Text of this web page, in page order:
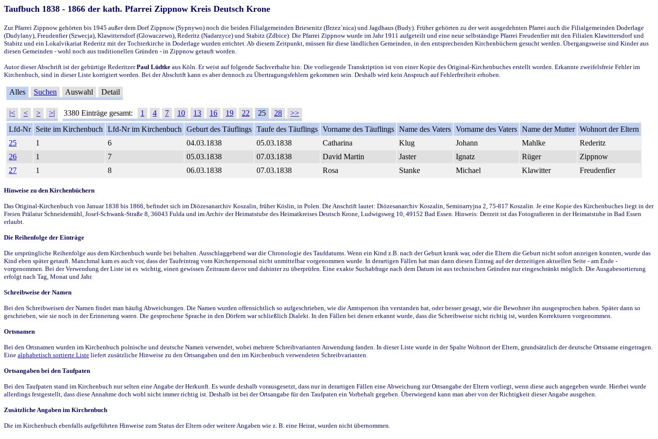
Taufbuch 1838 - 1866 der kath. Pfarrei Zippnow Kreis Deutsch Krone
Zur Pfarrei Zippnow gehörten bis 1945 außer dem Dorf Zippnow (Sypnywo) noch die beiden Filialgemeinden Briesenitz (Brzez`nica) und Jagdhaus (Budy). Früher gehörten zu der weit ausgedehnten Pfarrei auch die Filialgemeinden Doderlage
(Dudylany), Freudenfier (Szwecja), Klawittersdorf (Glowaczewo), Rederitz (Nadarzyce) und Stabitz (Zdbice). Die Pfarrei Zippnow wurde im Jahr 1911 aufgeteilt und eine neue selbständige Pfarrei Freudenfier mit den Filialen Klawittersdorf und
Stabitz und ein Lokalvikariat Rederitz mit der Tochterkirche in Doderlage wurden errichtet. Ab diesem Zeitpunkt, müssen für diese ländlichen Gemeinden, in den entsprechenden Kirchenbüchern gesucht werden. Übergangsweise sind Kinder aus
diesen Gemeinden - wohl noch aus traditionellen Gründen - in Zippnow getauft worden.
Autor dieser Abschrift ist der gebürtige RederitzerPaul Lüdtke aus Köln. Er weist auf folgende Sachverhalte hin: Die vorliegende Transkription ist von einer Kopie des Original-Kirchenbuches erstellt worden. Erkannte zweifelsfreie Fehler im
Kirchenbuch, sind in dieser Liste korrigiert worden. Bei der Abschrift kann es aber dennoch zu Übertragungsfehlern gekommen sein. Deshalb wird kein Anspruch auf Fehlerfreiheit erhoben.
Alles Suchen Auswahl Detail
|< < > >| 3380 Einträge gesamt: 1 4 7 10 13 16 19 22 25 28
>>
Lfd-Nr
Seite im Kirchenbuch Lfd-Nr im Kirchenbuch Geburt des Täuflings Taufe des Täuflings Vorname des Täuflings Name des Vaters Vorname des Vaters Name der Mutter Wohnort der Eltern
25
1 6 04.03.1838 05.03.1838 Catharina Klug Johann Mahlke
Rederitz
26
1 7 05.03.1838 07.03.1838 David Martin Jaster Ignatz Rüger
Zippnow
27
1 8 06.03.1838 07.03.1838 Rosa Stanke Michael Klawitter Freudenfier
Hinweise zu den Kirchenbüchern
Das Original-Kirchenbuch von Januar 1838 bis 1866, befindet sich im Diözesanarchiv Koszalin, früher Köslin, in Polen. Die Anschrift lautet: Diözesanarchiv Koszalin, Seminarryjna 2, 75-817 Koszalin. Je eine Kopie des Kirchenbuches liegt in der
Freien Prälatur Schneidemühl, Josef-Schwank-Straße 8, 36043 Fulda und im Archiv der Heimatstube des Heimatkreises Deutsch Krone, Ludwigsweg 10, 49152 Bad Essen. Hinweis: Derzeit ist das Fotografieren in der Heimatstube in Bad Essen
erlaubt.
Die Reihenfolge der Einträge
Die ursprüngliche Reihenfolge aus dem Kirchenbuch wurde bei behalten. Ausschlaggebend war die Chronologie des Taufdatums. Wenn ein Kind z.B. nach der Geburt krank war, oder die Eltern die Geburt nicht sofort anzeigen konnten, wurde das
Kind eben später getauft. Manchmal kam es auch vor, dass der Taufeintrag vom Kirchenpersonal nicht unmittelbar vorgenommen wurde. In derartigen Fällen hat man dann diesen Eintrag auf der derzeitigen aktuellen Seite - am Ende -
vorgenommen. Bei der Verwendung der Liste ist es wichtig, einen gewissen Zeitraum davor und dahinter zu überprüfen. Eine exakte Suchabfrage nach dem Datum ist aus technischen Gründen nur eingeschränkt möglich. Die Ausgabesortierung
erfolgt nach Tag, Monat und Jahr.
Schreibweise der Namen
Bei den Schreibweisen der Namen findet man häufig Abweichungen. Die Namen wurden offensichtlich so aufgeschrieben, wie die Amtsperson ihn verstanden hat, oder besser gesagt, wie die Bewohner ihn ausgesprochen haben. Später dann so
geschrieben, wie sie noch in der Erinnerung waren. Die gesprochene Sprache in den Dörfern war schließlich Dialekt. In den Fällen bei denen erkannt wurde, dass die Schreibweise nicht richtig ist, wurden Korrekturen vorgenommen.
Ortsnamen
Bei den Ortsnamen wurden im Kirchenbuch polnische und deutsche Namen verwendet, wobei mehrere Schreibvarianten Anwendung fanden. In dieser Liste wurde in der Spalte Wohnort der Eltern, grundsätzlich der deutsche Ortsname eingetragen.
Eine alphabetisch sortierte Liste liefert zusätzliche Hinweise zu den Ortsangaben und den im Kirchenbuch verwendeten Schreibvarianten.
Ortsangaben bei den Taufpaten
Bei den Taufpaten stand im Kirchenbuch nur selten eine Angabe der Herkunft. Es wurde deshalb vorausgesetzt, dass nur in derartigen Fällen eine Abweichung zur Ortsangabe der Eltern vorliegt, wenn diese auch angegeben wurde. Hierbei wurde
allerdings festgestellt, dass diese Annahme doch wohl nicht immer richtig ist. Deshalb ist bei der Ortsangabe für den Taufpaten ein Vorbehalt gegeben. Überwiegend kann man aber von der Richtigkeit dieser Angabe ausgehen.
Zusätzliche Angaben im Kirchenbuch
Die im Kirchenbuch ebenfalls aufgeführten Hinweise zum Status der Eltern oder weitere Angaben wie z. B. eine Heirat, wurden nicht übernommen.